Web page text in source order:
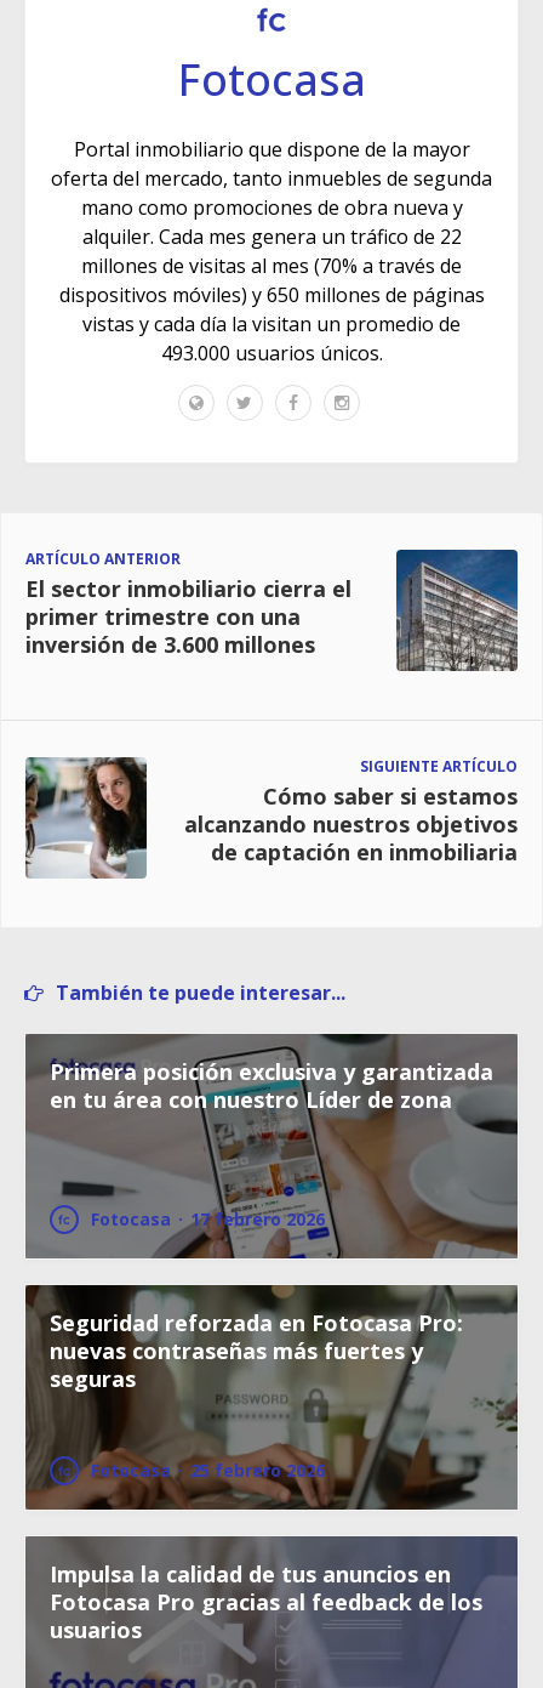
Fotocasa
Portal inmobiliario que dispone de la mayor
oferta del mercado, tanto inmuebles de segunda
mano como promociones de obra nueva y
alquiler. Cada mes genera un tráfico de 22
millones de visitas al mes (70% a través de
dispositivos móviles) y 650 millones de páginas
vistas y cada día la visitan un promedio de
493.000 usuarios únicos.
ARTÍCULO ANTERIOR
El sector inmobiliario cierra el
primer trimestre con una
inversión de 3.600 millones
SIGUIENTE ARTÍCULO
Cómo saber si estamos
alcanzando nuestros objetivos
de captación en inmobiliaria
También te puede interesar...
Primera posición exclusiva y garantizada
en tu área con nuestro Líder de zona
Fotocasa · 17 febrero 2026
Seguridad reforzada en Fotocasa Pro:
nuevas contraseñas más fuertes y
seguras
Fotocasa · 25 febrero 2026
Impulsa la calidad de tus anuncios en
Fotocasa Pro gracias al feedback de los
usuarios